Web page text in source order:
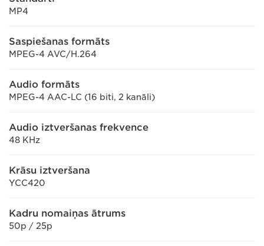
MP4
Saspiešanas formāts
MPEG-4 AVC/H.264
Audio formāts
MPEG-4 AAC-LC (16 biti, 2 kanāli)
Audio iztveršanas frekvence
48 KHz
Krāsu iztveršana
YCC420
Kadru nomaiņas ātrums
50p / 25p